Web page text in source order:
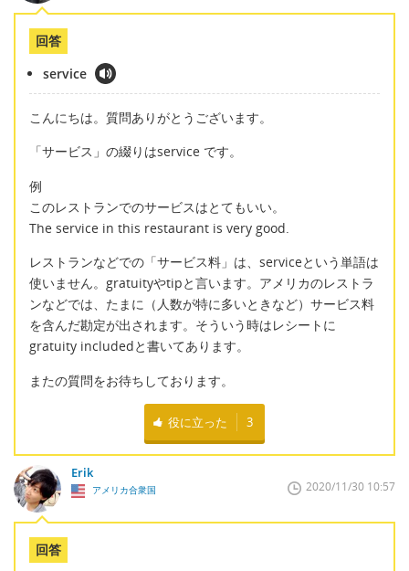
回答
service
こんにちは。質問ありがとうございます。
「サービス」の綴りはservice です。
例
このレストランでのサービスはとてもいい。
The service in this restaurant is very good.
レストランなどでの「サービス料」は、serviceという単語は
使いません。gratuityやtipと言います。アメリカのレストラ
ンなどでは、たまに（人数が特に多いときなど）サービス料
を含んだ勘定が出されます。そういう時はレシートに
gratuity includedと書いてあります。
またの質問をお待ちしております。
役に立った 3
Erik
アメリカ合衆国 2020/11/30 10:57
回答